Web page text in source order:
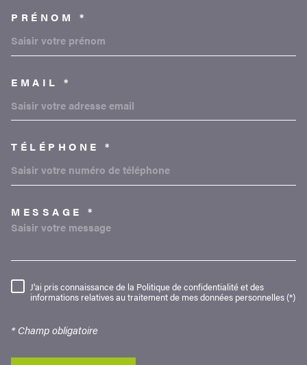
PRÉNOM *
EMAIL *
TÉLÉPHONE *
MESSAGE *
RÈGLEMENTATION
J'ai pris connaissance de la Politique de confidentialité et des
informations relatives au traitement de mes données personnelles (*)
* Champ obligatoire